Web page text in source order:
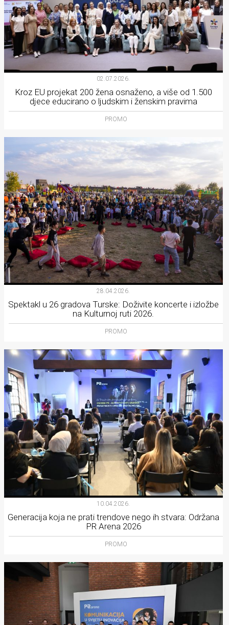
02.07.2026.
Kroz EU projekat 200 žena osnaženo, a više od 1.500
djece educirano o ljudskim i ženskim pravima
PROMO
28.04.2026.
Spektakl u 26 gradova Turske: Doživite koncerte i izložbe
na Kulturnoj ruti 2026.
PROMO
10.04.2026.
Generacija koja ne prati trendove nego ih stvara: Održana
PR Arena 2026
PROMO